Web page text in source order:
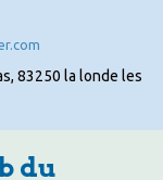
83250 la londe les
du